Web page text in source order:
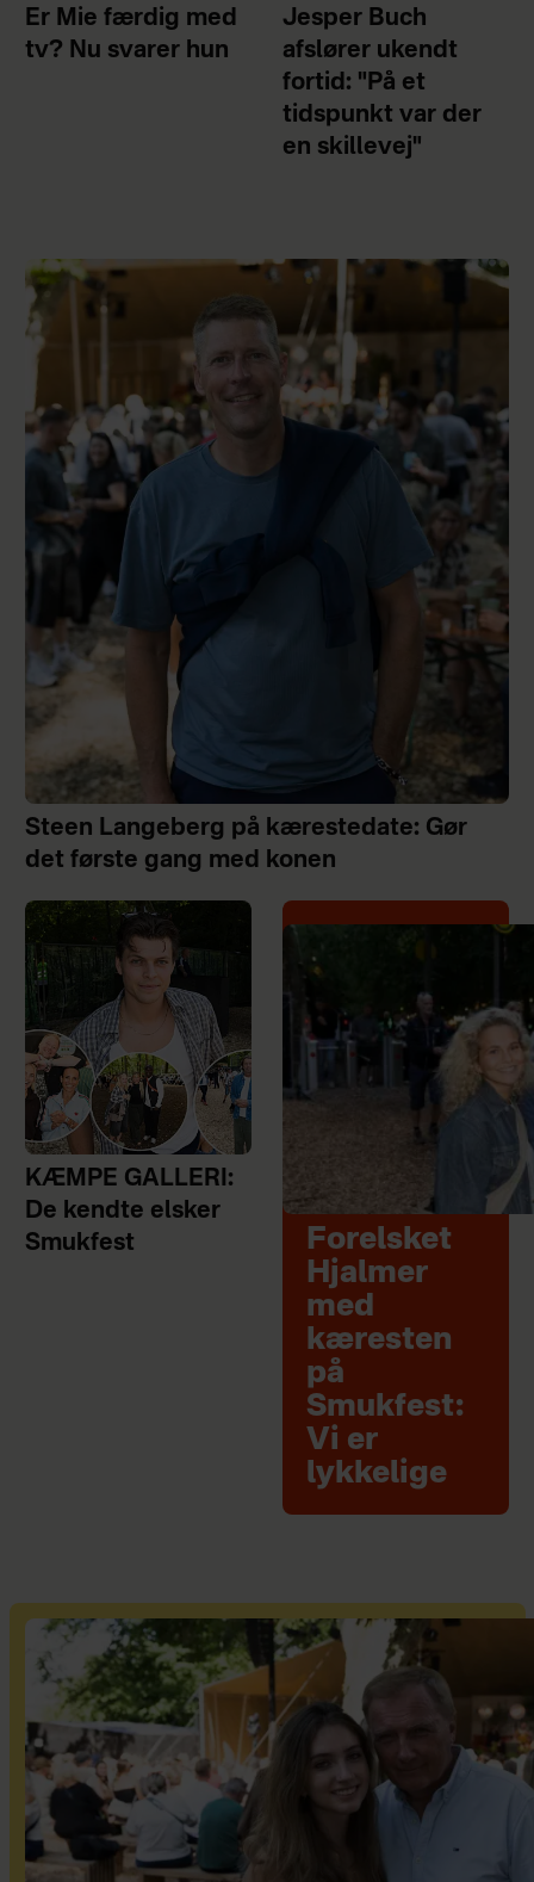
Er Mie færdig med
tv? Nu svarer hun
Jesper Buch
afslører ukendt
fortid: "På et
tidspunkt var der
en skillevej"
Steen Langeberg på kærestedate: Gør
det første gang med konen
KÆMPE GALLERI:
De kendte elsker
Smukfest
Forelsket
Hjalmer
med
kæresten
på
Smukfest:
Vi er
lykkelige